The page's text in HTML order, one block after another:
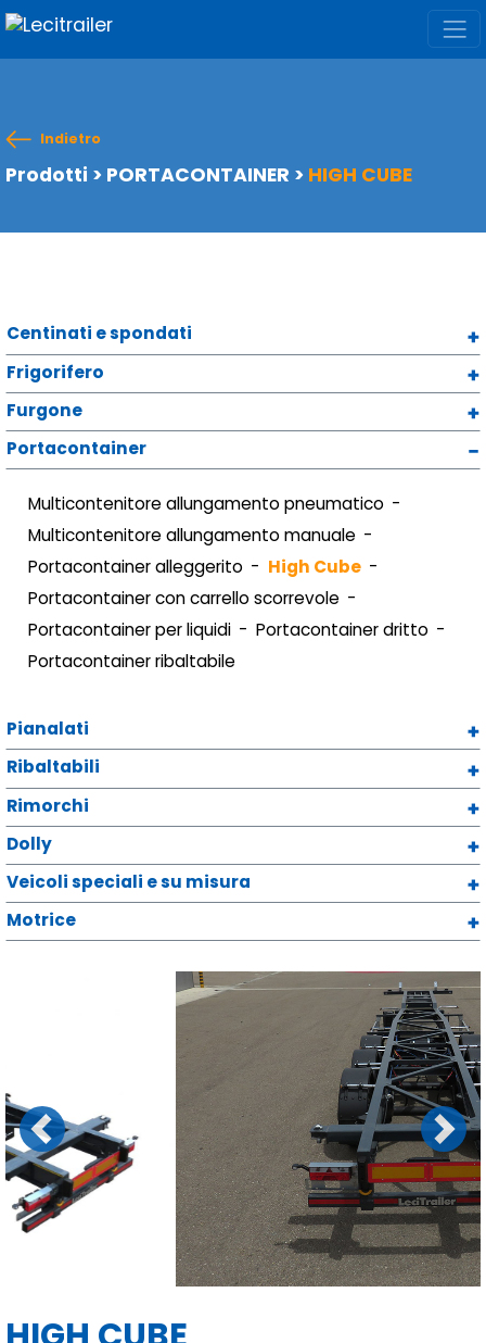
Indietro
Prodotti > PORTACONTAINER > HIGH CUBE
Centinati e spondati
Frigorifero
Furgone
Portacontainer
Multicontenitore allungamento pneumatico
Multicontenitore allungamento manuale
Portacontainer alleggerito
High Cube
Portacontainer con carrello scorrevole
Portacontainer per liquidi
Portacontainer dritto
Portacontainer ribaltabile
Pianalati
Ribaltabili
Rimorchi
Dolly
Veicoli speciali e su misura
Motrice
Previous Next